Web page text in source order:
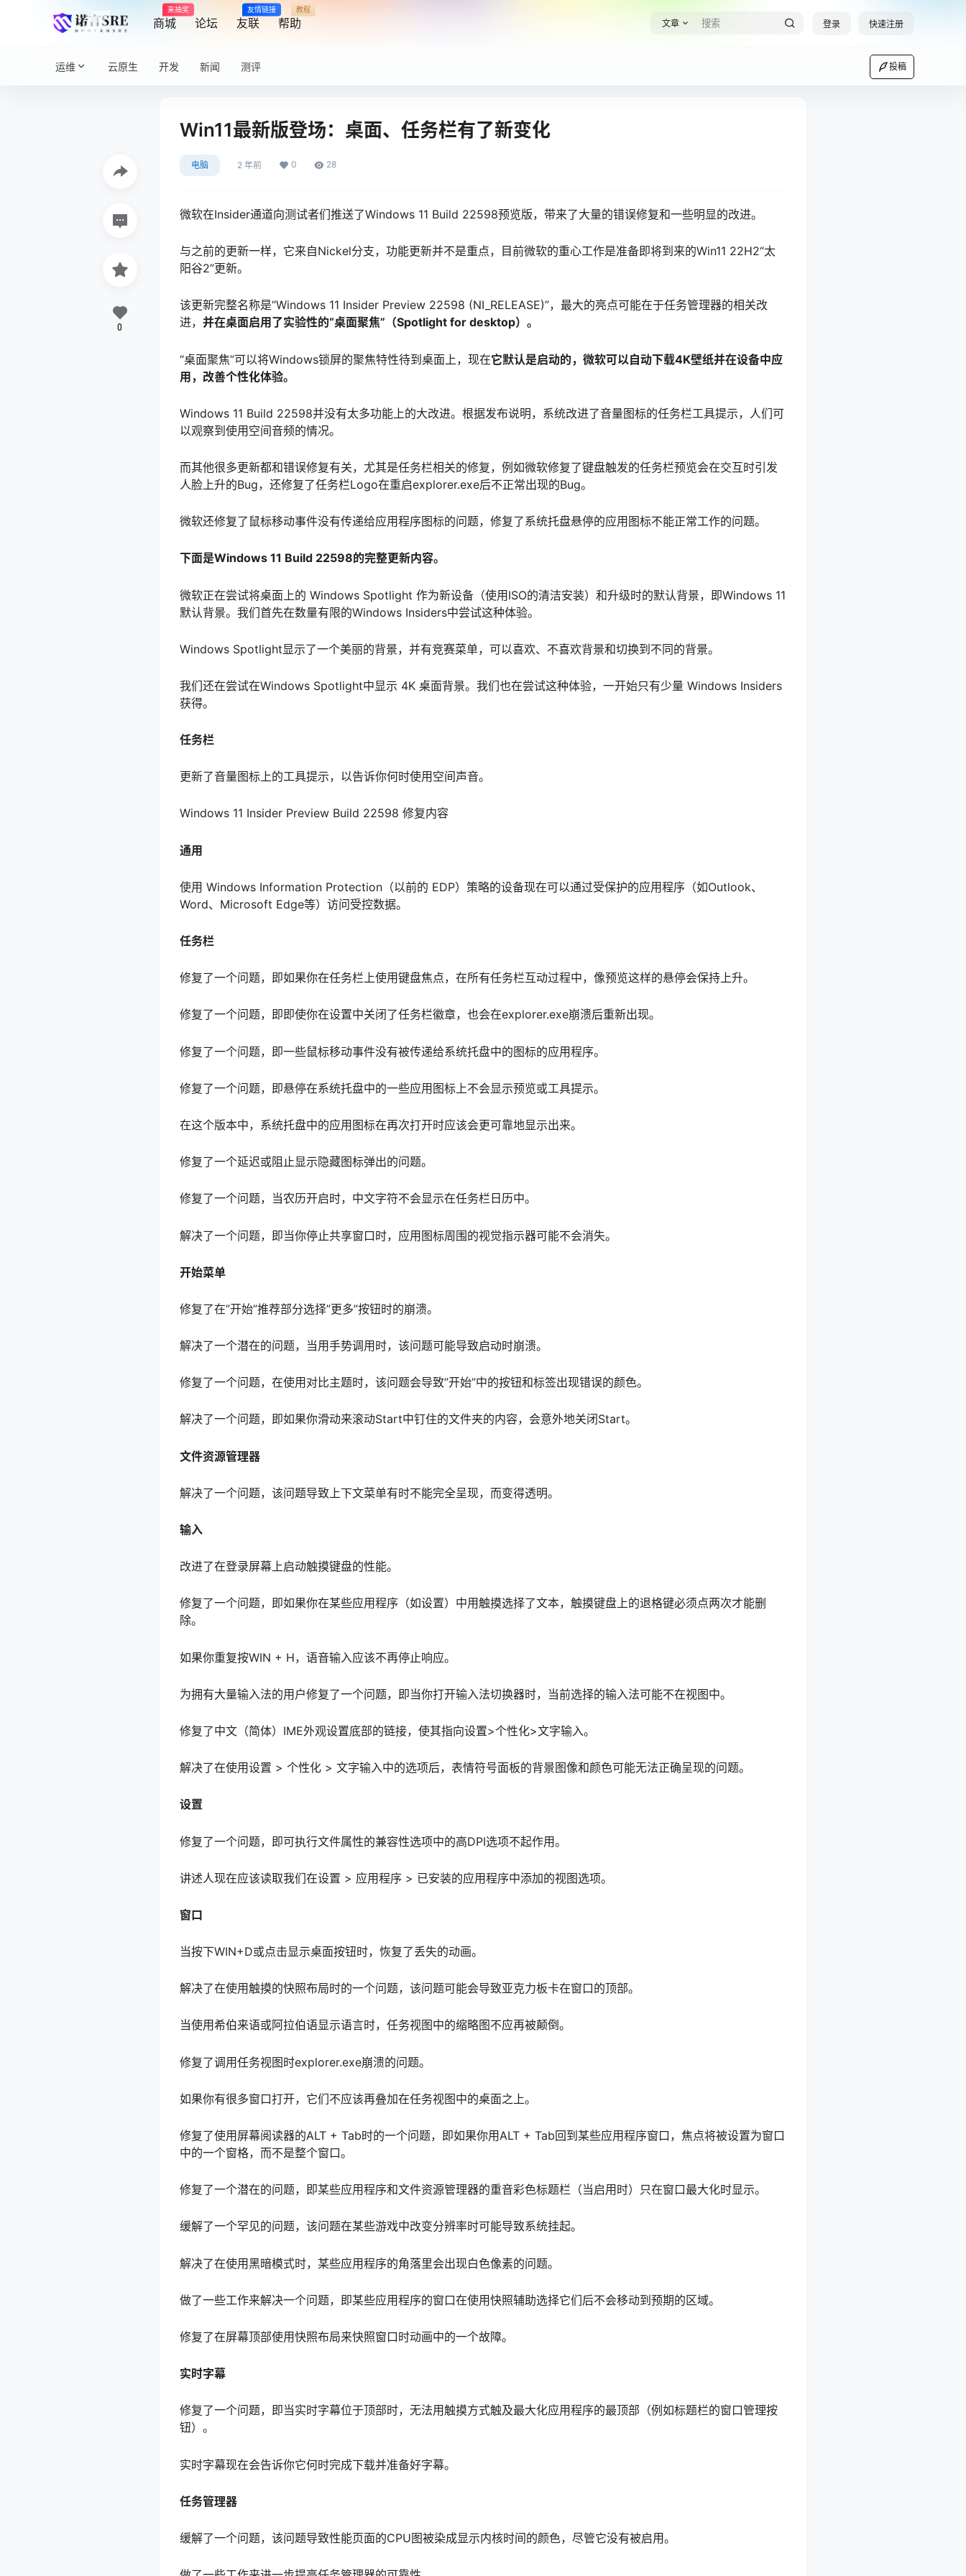
商城
来抽奖
论坛 友联
友情链接
帮助
教程
文章 登录 快速注册
运维 云原生 开发 新闻 测评 投稿
Win11最新版登场：桌面、任务栏有了新变化
电脑 2 年前 0 28
微软在Insider通道向测试者们推送了Windows 11 Build 22598预览版，带来了大量的错误修复和一些明显的改进。
与之前的更新一样，它来自Nickel分支，功能更新并不是重点，目前微软的重心工作是准备即将到来的Win11 22H2“太
阳谷2”更新。
该更新完整名称是“Windows 11 Insider Preview 22598 (NI_RELEASE)”，最大的亮点可能在于任务管理器的相关改
进， 并在桌面启用了实验性的“桌面聚焦”（Spotlight for desktop）。
“桌面聚焦”可以将Windows锁屏的聚焦特性待到桌面上，现在它默认是启动的，微软可以自动下载4K壁纸并在设备中应
用，改善个性化体验。
Windows 11 Build 22598并没有太多功能上的大改进。根据发布说明，系统改进了音量图标的任务栏工具提示，人们可
以观察到使用空间音频的情况。
而其他很多更新都和错误修复有关，尤其是任务栏相关的修复，例如微软修复了键盘触发的任务栏预览会在交互时引发
人脸上升的Bug，还修复了任务栏Logo在重启explorer.exe后不正常出现的Bug。
微软还修复了鼠标移动事件没有传递给应用程序图标的问题，修复了系统托盘悬停的应用图标不能正常工作的问题。
下面是Windows 11 Build 22598的完整更新内容。
微软正在尝试将桌面上的 Windows Spotlight 作为新设备（使用ISO的清洁安装）和升级时的默认背景，即Windows 11
默认背景。我们首先在数量有限的Windows Insiders中尝试这种体验。
Windows Spotlight显示了一个美丽的背景，并有竞赛菜单，可以喜欢、不喜欢背景和切换到不同的背景。
我们还在尝试在Windows Spotlight中显示 4K 桌面背景。我们也在尝试这种体验，一开始只有少量 Windows Insiders
获得。
任务栏
更新了音量图标上的工具提示，以告诉你何时使用空间声音。
Windows 11 Insider Preview Build 22598 修复内容
通用
使用 Windows Information Protection（以前的 EDP）策略的设备现在可以通过受保护的应用程序（如Outlook、
Word、Microsoft Edge等）访问受控数据。
任务栏
修复了一个问题，即如果你在任务栏上使用键盘焦点，在所有任务栏互动过程中，像预览这样的悬停会保持上升。
修复了一个问题，即即使你在设置中关闭了任务栏徽章，也会在explorer.exe崩溃后重新出现。
修复了一个问题，即一些鼠标移动事件没有被传递给系统托盘中的图标的应用程序。
修复了一个问题，即悬停在系统托盘中的一些应用图标上不会显示预览或工具提示。
在这个版本中，系统托盘中的应用图标在再次打开时应该会更可靠地显示出来。
修复了一个延迟或阻止显示隐藏图标弹出的问题。
修复了一个问题，当农历开启时，中文字符不会显示在任务栏日历中。
解决了一个问题，即当你停止共享窗口时，应用图标周围的视觉指示器可能不会消失。
开始菜单
修复了在”开始”推荐部分选择”更多”按钮时的崩溃。
解决了一个潜在的问题，当用手势调用时，该问题可能导致启动时崩溃。
修复了一个问题，在使用对比主题时，该问题会导致”开始”中的按钮和标签出现错误的颜色。
解决了一个问题，即如果你滑动来滚动Start中钉住的文件夹的内容，会意外地关闭Start。
文件资源管理器
解决了一个问题，该问题导致上下文菜单有时不能完全呈现，而变得透明。
输入
改进了在登录屏幕上启动触摸键盘的性能。
修复了一个问题，即如果你在某些应用程序（如设置）中用触摸选择了文本，触摸键盘上的退格键必须点两次才能删
除。
如果你重复按WIN + H，语音输入应该不再停止响应。
为拥有大量输入法的用户修复了一个问题，即当你打开输入法切换器时，当前选择的输入法可能不在视图中。
修复了中文（简体）IME外观设置底部的链接，使其指向设置>个性化>文字输入。
解决了在使用设置 > 个性化 > 文字输入中的选项后，表情符号面板的背景图像和颜色可能无法正确呈现的问题。
设置
修复了一个问题，即可执行文件属性的兼容性选项中的高DPI选项不起作用。
讲述人现在应该读取我们在设置 > 应用程序 > 已安装的应用程序中添加的视图选项。
窗口
当按下WIN+D或点击显示桌面按钮时，恢复了丢失的动画。
解决了在使用触摸的快照布局时的一个问题，该问题可能会导致亚克力板卡在窗口的顶部。
当使用希伯来语或阿拉伯语显示语言时，任务视图中的缩略图不应再被颠倒。
修复了调用任务视图时explorer.exe崩溃的问题。
如果你有很多窗口打开，它们不应该再叠加在任务视图中的桌面之上。
修复了使用屏幕阅读器的ALT + Tab时的一个问题，即如果你用ALT + Tab回到某些应用程序窗口，焦点将被设置为窗口
中的一个窗格，而不是整个窗口。
修复了一个潜在的问题，即某些应用程序和文件资源管理器的重音彩色标题栏（当启用时）只在窗口最大化时显示。
缓解了一个罕见的问题，该问题在某些游戏中改变分辨率时可能导致系统挂起。
解决了在使用黑暗模式时，某些应用程序的角落里会出现白色像素的问题。
做了一些工作来解决一个问题，即某些应用程序的窗口在使用快照辅助选择它们后不会移动到预期的区域。
修复了在屏幕顶部使用快照布局来快照窗口时动画中的一个故障。
实时字幕
修复了一个问题，即当实时字幕位于顶部时，无法用触摸方式触及最大化应用程序的最顶部（例如标题栏的窗口管理按
钮）。
实时字幕现在会告诉你它何时完成下载并准备好字幕。
任务管理器
缓解了一个问题，该问题导致性能页面的CPU图被染成显示内核时间的颜色，尽管它没有被启用。
0